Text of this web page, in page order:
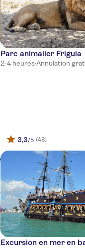
Parc animalier Friguia
2-4 heures·Annulation
3,3/5 (48)
Excursion en mer en